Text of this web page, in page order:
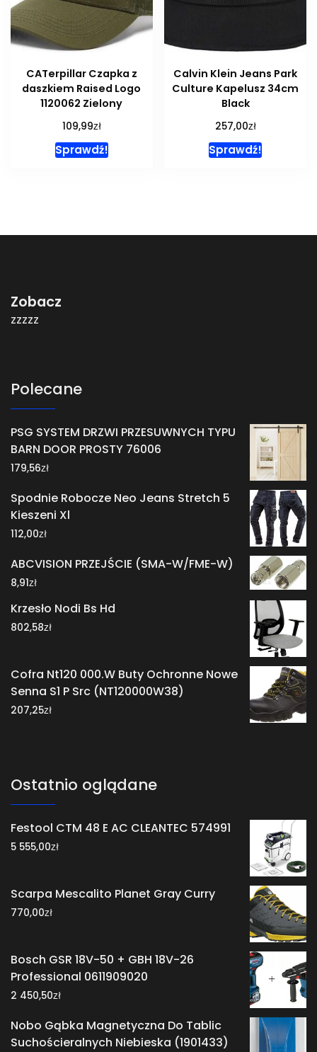
CATerpillar Czapka z
daszkiem Raised Logo
1120062 Zielony
109,99zł
Sprawdź!
Calvin Klein Jeans Park
Culture Kapelusz 34cm
Black
257,00zł
Sprawdź!
Zobacz
zzzzz
Polecane
PSG SYSTEM DRZWI PRZESUWNYCH TYPU
BARN DOOR PROSTY 76006
179,56zł
Spodnie Robocze Neo Jeans Stretch 5
Kieszeni Xl
112,00zł
ABCVISION PRZEJŚCIE (SMA-W/FME-W)
8,91zł
Krzesło Nodi Bs Hd
802,58zł
Cofra Nt120 000.W Buty Ochronne Nowe
Senna S1 P Src (NT120000W38)
207,25zł
Ostatnio oglądane
Festool CTM 48 E AC CLEANTEC 574991
5 555,00zł
Scarpa Mescalito Planet Gray Curry
770,00zł
Bosch GSR 18V-50 + GBH 18V-26
Professional 0611909020
2 450,50zł
Nobo Gąbka Magnetyczna Do Tablic
Suchościeralnych Niebieska (1901433)